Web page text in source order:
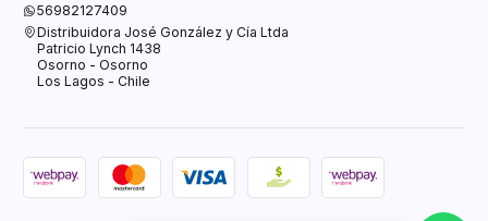
56982127409
Distribuidora José González y Cía Ltda
Patricio Lynch 1438
Osorno - Osorno
Los Lagos - Chile